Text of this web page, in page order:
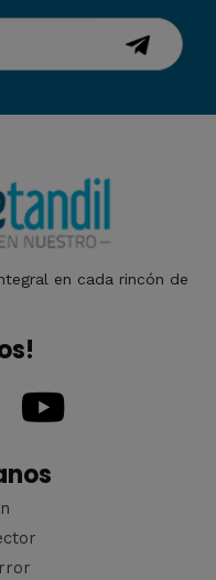
en cada rincón de